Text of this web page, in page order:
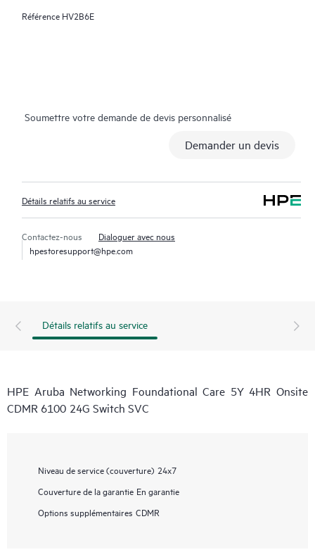
Référence HV2B6E
Soumettre votre demande de devis personnalisé
Demander un devis
Détails relatifs au service
Contactez-nous
Dialoguer avec nous
hpestoresupport@hpe.com
Détails relatifs au service
HPE Aruba Networking Foundational Care 5Y 4HR Onsite
CDMR 6100 24G Switch SVC
Niveau de service (couverture) 24x7
Couverture de la garantie En garantie
Options supplémentaires CDMR